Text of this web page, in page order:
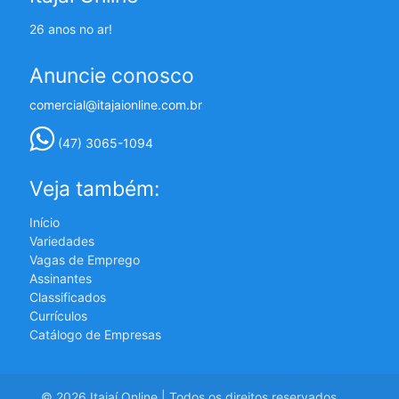
26 anos no ar!
Anuncie conosco
comercial@itajaionline.com.br
(47) 3065-1094
Veja também:
Início
Variedades
Vagas de Emprego
Assinantes
Classificados
Currículos
Catálogo de Empresas